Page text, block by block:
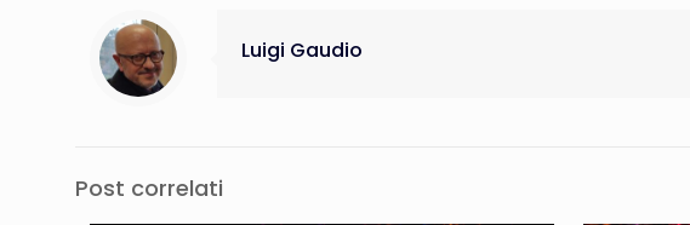
Luigi Gaudio
Post correlati